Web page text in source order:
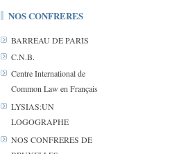
NOS CONFRERES
BARREAU DE PARIS
C.N.B.
Centre International de
Common Law en Français
LYSIAS:UN
LOGOGRAPHE
NOS CONFRERES DE